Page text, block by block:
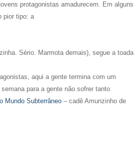
protagonistas amadurecem. Em alguns
pior tipo: a
Sério. Marmota demais), segue a toada
aqui a gente termina com um
para a gente não sofrer tanto
Mundo Subterrâneo – cadê Amunzinho de